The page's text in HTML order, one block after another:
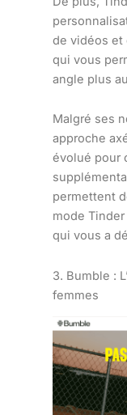
de vidéos et
qui vous
angle plus
Malgré ses
approche
évolué pour
permettent
mode
qui vous a
3. Bumble :
femmes